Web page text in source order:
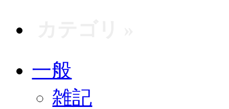
一般
雑記